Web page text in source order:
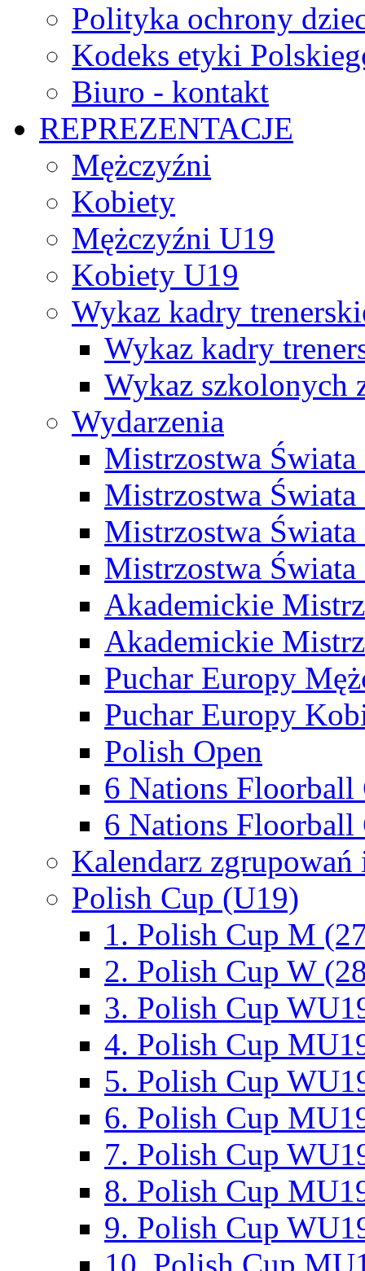
Polityka ochrony
Kodeks etyki
Biuro - kontakt
REPREZENTACJE
Mężczyźni
Kobiety
Mężczyźni U19
Kobiety U19
Wykaz kadry
Wykaz kadry
Wykaz szkolonych
Wydarzenia
Mistrzostwa
Mistrzostwa
Mistrzostwa
Mistrzostwa
Akademickie
Akademickie
Puchar Europy
Puchar Europy
Polish Open
6 Nations Floorball
6 Nations Floorball
Kalendarz
Polish Cup (U19)
1. Polish Cup M
2. Polish Cup W
3. Polish Cup
4. Polish Cup
5. Polish Cup
6. Polish Cup
7. Polish Cup
8. Polish Cup
9. Polish Cup
10. Polish Cup